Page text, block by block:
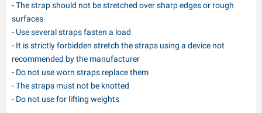
- The strap should not be stretched over sharp edges or rough
surfaces
- Use several straps fasten a load
- It is strictly forbidden stretch the straps using a device not
recommended by the manufacturer
- Do not use worn straps replace them
- The straps must not be knotted
- Do not use for lifting weights